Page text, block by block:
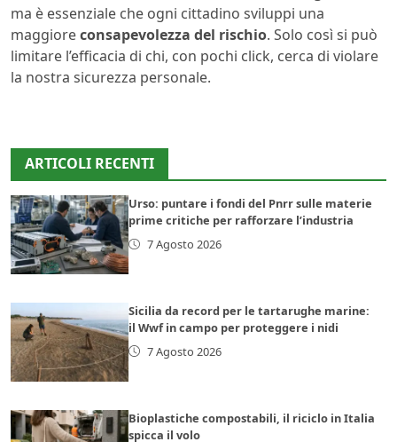
ma è essenziale che ogni cittadino sviluppi una
maggioreconsapevolezza del rischio. Solo così si può
limitare l’efficacia di chi, con pochi click, cerca di violare
la nostra sicurezza personale.
ARTICOLI RECENTI
Urso: puntare i fondi del Pnrr sulle materie
prime critiche per rafforzare l’industria
7 Agosto 2026
Sicilia da record per le tartarughe marine:
il Wwf in campo per proteggere i nidi
7 Agosto 2026
Bioplastiche compostabili, il riciclo in Italia
spicca il volo